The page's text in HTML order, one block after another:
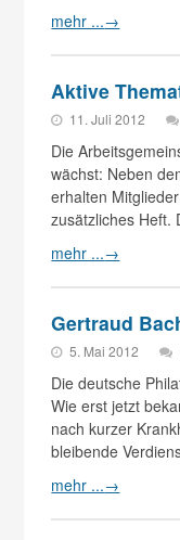
mehr ...→
Aktive
11. Juli 2012
Die
wächst: Neben
erhalten
zusätzliches Heft.
mehr ...→
Gertraud
5. Mai 2012
Die deutsche
Wie erst jetzt
nach kurzer
bleibende
mehr ...→